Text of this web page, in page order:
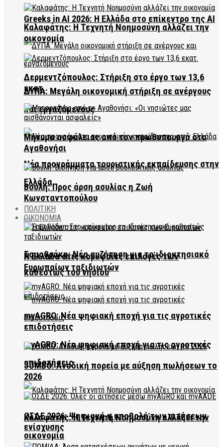
Greeks in AI 2026: Η Ελλάδα στο επίκεντρο της AI
ΔΥΠΑ: Μεγάλη οικονομική στήριξη σε ανέργους
και εργαζόμενους
Νέα προγράμματα τουριστικής εκπαίδευσης στην
Ελλάδα
ΠΟΛΙΤΙΚΗ
Σαμοθράκη: Νέα συζήτηση για το ιδιοκτησιακό
καθεστώς του νησιού
myAGRO: Νέα ψηφιακή εποχή για τις αγροτικές
επιδοτήσεις
Καλαφάτης: Η Τεχνητή Νοημοσύνη αλλάζει την
οικονομία
Καλαφάτης: Η Τεχνητή Νοημοσύνη αλλάζει την
οικονομία
Δερμεντζόπουλος: Στήριξη στο έργο των 13,6
εκατ.
Μήνυμα ασφάλειας από τον πρωθυπουργό στο
Αγαθονήσι
Βουλή: Προς άρση ασυλίας η Ζωή
Κωνσταντοπούλου
ΟΙΚΟΝΟΜΙΑ
Η Ελλάδα στις κορυφαίες επιλογές των
Ευρωπαίων ταξιδιωτών
myAGRO: Νέα ψηφιακή εποχή για τις αγροτικές
επιδοτήσεις
JUMBO: Ανοδική πορεία με αύξηση πωλήσεων το
2026
ΟΣΔΕ 2026: Ψηφιακή η υποβολή των αιτήσεων
ενίσχυσης